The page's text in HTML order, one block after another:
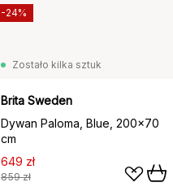
Zostało kilka sztuk
Brita Sweden
Dywan Paloma, Blue, 200x70
cm
649 zł
859 zł
-24%